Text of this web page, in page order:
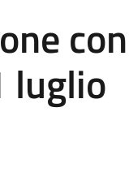
luglio